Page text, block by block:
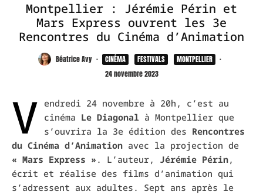
Montpellier : Jérémie Périn et
Mars Express ouvrent les 3e
Rencontres du Cinéma d’Animation
Béatrice Avy · CINÉMA FESTIVALS MONTPELLIER
·
24 novembre 2023
V endredi 24 novembre à 20h, c’est au
cinéma Le Diagonal à Montpellier que
s’ouvrira la 3e édition des Rencontres
du Cinéma d’Animation avec la projection de
« Mars Express » . L’auteur, Jérémie Périn,
écrit et réalise des films d’animation qui
s’adressent aux adultes.
Sept ans après le